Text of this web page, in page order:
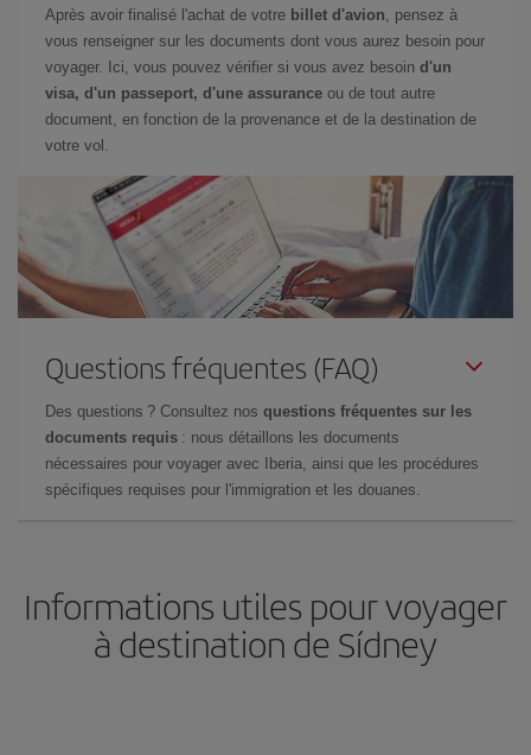
Après avoir finalisé l'achat de votre billet d'avion, pensez à
vous renseigner sur les documents dont vous aurez besoin pour
voyager. Ici, vous pouvez vérifier si vous avez besoin d'un
visa, d'un passeport, d'une assurance ou de tout autre
document, en fonction de la provenance et de la destination de
votre vol.
Questions fréquentes (FAQ)
Des questions ? Consultez nos questions fréquentes sur les
documents requis : nous détaillons les documents
nécessaires pour voyager avec Iberia, ainsi que les procédures
spécifiques requises pour l'immigration et les douanes.
Informations utiles pour voyager
à destination de Sídney